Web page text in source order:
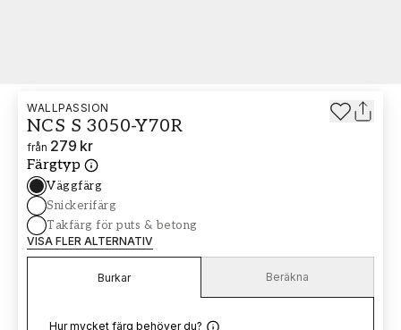
WALLPASSION
NCS S 3050-Y70R
från 279 kr
Färgtyp
Väggfärg
Snickerifärg
Takfärg för puts & betong
VISA FLER ALTERNATIV
Burkar Beräkna
Hur mycket färg behöver du?